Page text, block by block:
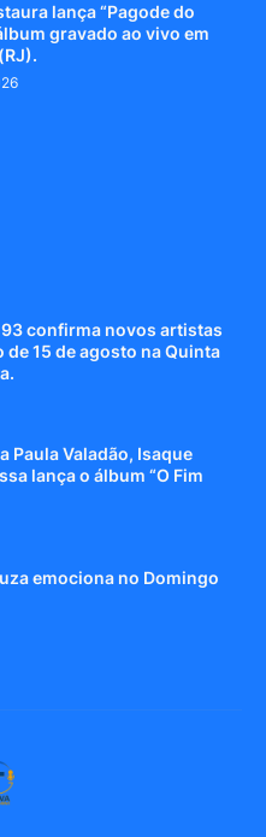
lança “Pagode do
gravado ao vivo em
confirma novos artistas
de 15 de agosto na Quinta
Paula Valadão, Isaque
lança o álbum “O Fim
emociona no Domingo